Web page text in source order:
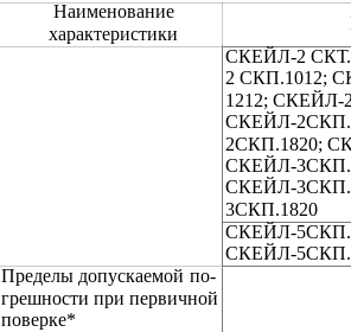
Наименование
характеристики
СКЕЙЛ-2
2 СКП.1012;
1212; СКЕЙЛ-
СКЕЙЛ-
2СКП.1820;
СКЕЙЛ-3СКП.
СКЕЙЛ-
3СКП.1820
СКЕЙЛ-5СКП.
СКЕЙЛ-
Пределы допускаемой по-
грешности при первичной
поверке*